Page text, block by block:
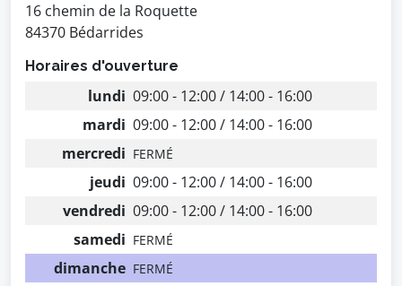
16 chemin de la Roquette
84370 Bédarrides
Horaires d'ouverture
lundi 09:00 - 12:00 / 14:00 - 16:00
mardi 09:00 - 12:00 / 14:00 - 16:00
mercredi FERMÉ
jeudi 09:00 - 12:00 / 14:00 - 16:00
vendredi 09:00 - 12:00 / 14:00 - 16:00
samedi FERMÉ
dimanche FERMÉ